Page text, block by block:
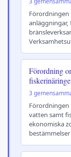
Förordningen
Förordning
3
Förordningen
vatten samt
ekonomiska